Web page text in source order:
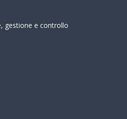
gestione e controllo